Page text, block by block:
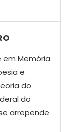
em Memória
e
do
do
arrepende